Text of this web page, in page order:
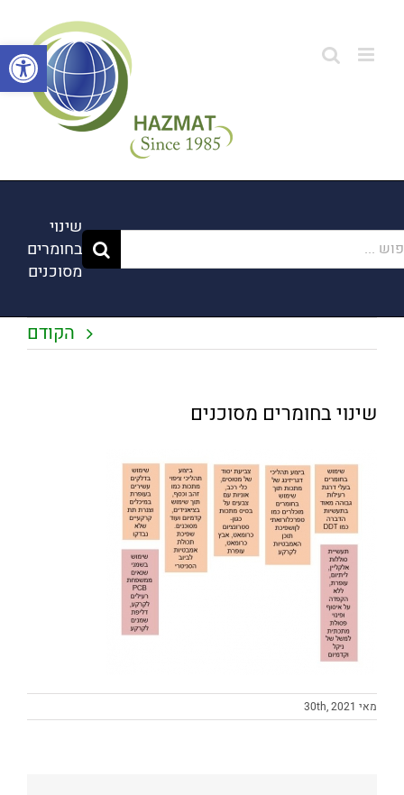
פתח
שינוי
בחומרים
מסוכנים
הקודם
שינוי בחומרים מסוכנים
מאי 30th, 2021